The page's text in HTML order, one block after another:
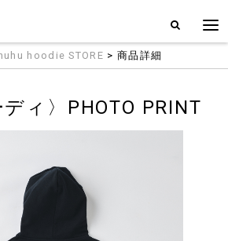
hoodie STORE > 商品詳細
ディ〉PHOTO PRINT